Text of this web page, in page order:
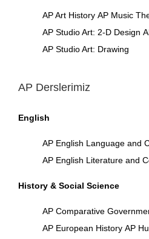
AP Art History AP Music
AP Studio Art: 2-D Design
AP Studio Art: Drawing
AP Derslerimiz
English
AP English Language and
AP English Literature and
History & Social Science
AP Comparative
AP European History AP